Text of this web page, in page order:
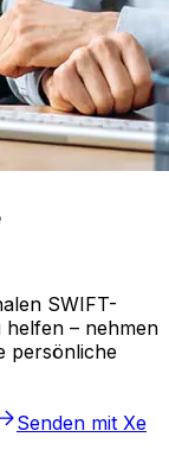
SWIFT-
helfen – nehmen
persönliche
Senden mit Xe